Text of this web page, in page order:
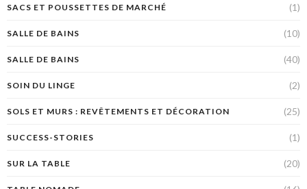
SACS ET POUSSETTES DE MARCHÉ (1)
SALLE DE BAINS (10)
SALLE DE BAINS (40)
SOIN DU LINGE (2)
SOLS ET MURS : REVÊTEMENTS ET DÉCORATION (25)
SUCCESS-STORIES (1)
SUR LA TABLE (20)